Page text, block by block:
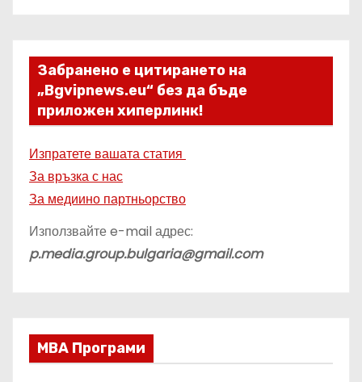
Забранено е цитирането на
„Bgvipnews.eu“ без да бъде
приложен хиперлинк!
Изпратете вашата статия
За връзка с нас
За медиино партньорство
Използвайте e-mail адрес:
p.media.group.bulgaria@gmail.com
МВА Програми